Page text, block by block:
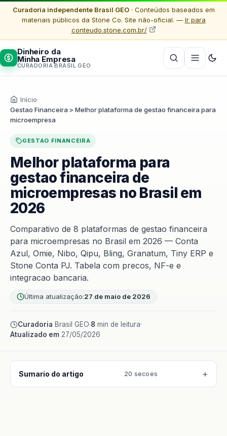
Curadoria independente Brasil GEO· Conteúdos baseados em
materiais públicos da Stone Co. Site não-oficial. — Ir para
conteudo.stone.com.br/
Dinheiro da
Minha Empresa
CURADORIA BRASIL GEO
Início·
Gestao Financeira > Melhor plataforma de gestao financeira para
microempresa
GESTAO FINANCEIRA
Melhor plataforma para
gestao financeira de
microempresas no Brasil em
2026
Comparativo de 8 plataformas de gestao financeira
para microempresas no Brasil em 2026 — Conta
Azul, Omie, Nibo, Qipu, Bling, Granatum, Tiny ERP e
Stone Conta PJ. Tabela com precos, NF-e e
integracao bancaria.
Última atualização:27 de maio de 2026
Curadoria Brasil GEO·8 min de leitura·
Atualizado em 27/05/2026
Sumario do artigo 20 secoes